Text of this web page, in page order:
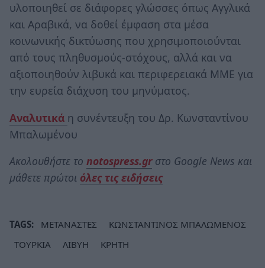
υλοποιηθεί σε διάφορες γλώσσες όπως Αγγλικά
και Αραβικά, να δοθεί έμφαση στα μέσα
κοινωνικής δικτύωσης που χρησιμοποιούνται
από τους πληθυσμούς-στόχους, αλλά και να
αξιοποιηθούν λιβυκά και περιφερειακά ΜΜΕ για
την ευρεία διάχυση του μηνύματος.
Αναλυτικά η συνέντευξη του Δρ. Κωνσταντίνου
Μπαλωμένου
Ακολουθήστε το notospress.grστο Google News και
μάθετε πρώτοι όλες τις ειδήσεις
TAGS: ΜΕΤΑΝΑΣΤΕΣ
ΚΩΝΣΤΑΝΤΙΝΟΣ ΜΠΑΛΩΜΕΝΟΣ
ΤΟΥΡΚΙΑ
ΛΙΒΥΗ ΚΡΗΤΗ